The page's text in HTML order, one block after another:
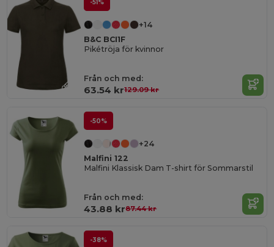
-51%
+14
B&C BCI1F
Pikétröja för kvinnor
Från och med:
63.54 kr129.09 kr
-50%
+24
Malfini 122
Malfini Klassisk Dam T-shirt för Sommarstil
Från och med:
43.88 kr87.44 kr
-38%